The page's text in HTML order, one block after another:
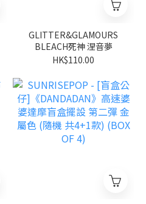
GLITTER&GLAMOURS
BLEACH死神 涅音夢
HK$110.00